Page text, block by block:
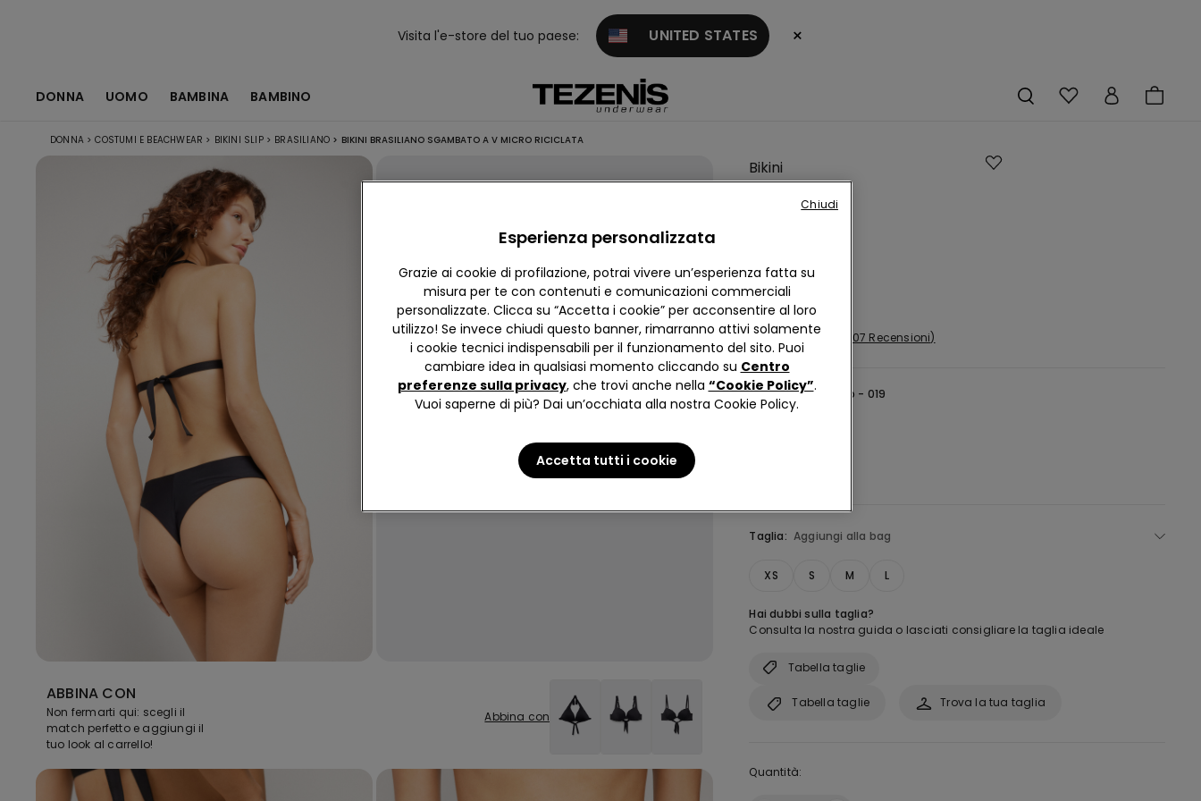
Visita l'e-store del tuo paese: UNITED STATES ×
DONNA UOMO BAMBINA BAMBINO
DONNA > COSTUMI E BEACHWEAR > BIKINI SLIP > BRASILIANO > BIKINI BRASILIANO SGAMBATO A V MICRO RICICLATA
ABBINA CON
Non fermarti qui: scegli il
match perfetto e aggiungi il
tuo look al carrello!
Abbina con
Bikini
Sgambato
Riciclata
9,99 €
4,8 107 Recensioni
Colore:Nero - Nero - 019
Taglia: Aggiungi alla bag
XS S M L
Hai dubbi sulla taglia?
Consulta la nostra guida o lasciati consigliare la taglia ideale
Tabella taglie
Trova la tua taglia
Tabella taglie
Quantità:
Esperienza personalizzata
Grazie ai cookie di profilazione, potrai vivere un’esperienza fatta su
misura per te con contenuti e comunicazioni commerciali
personalizzate. Clicca su “Accetta i cookie” per acconsentire al loro
utilizzo! Se invece chiudi questo banner, rimarranno attivi solamente
i cookie tecnici indispensabili per il funzionamento del sito. Puoi
cambiare idea in qualsiasi momento cliccando su Centro
preferenze sulla privacy, che trovi anche nella “Cookie Policy”.
Vuoi saperne di più? Dai un’occhiata alla nostra Cookie Policy.
Accetta tutti i cookie
Chiudi